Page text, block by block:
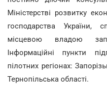
Міністерстві розвитку
господарства України,
місцевою владою
Інформаційні пункти
пілотних регіонах:
Тернопільська області.